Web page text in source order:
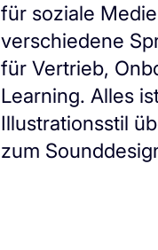
für soziale
verschiedene
für Vertrieb,
Learning. Alles
Illustrationsstil
zum